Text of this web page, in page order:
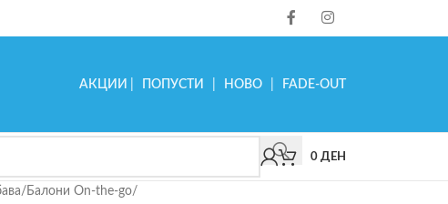
АКЦИИ ПОПУСТИ НОВО FADE-OUT
0 ДЕН
/ Балони On-the-go/